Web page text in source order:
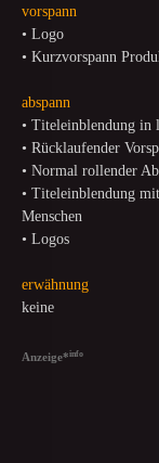
vorspann
• Logo
• Kurzvorspann
abspann
• Titeleinblendung in
• Rücklaufender
• Normal rollender
• Titeleinblendung
Menschen
• Logos
erwähnung
keine
Anzeige*info